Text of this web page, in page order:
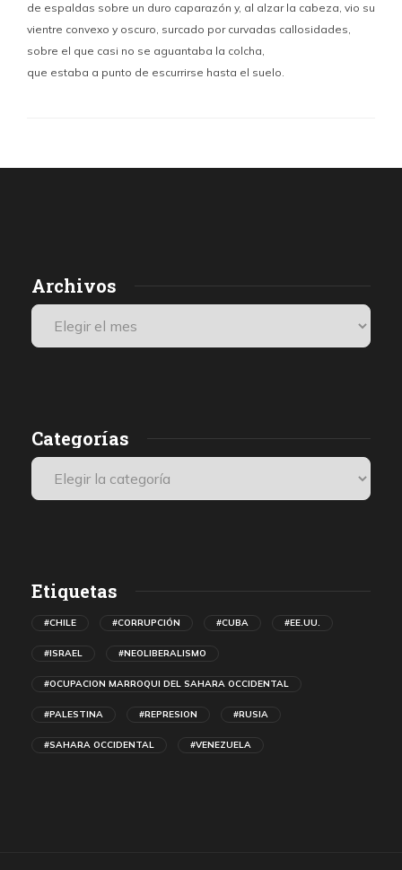
de espaldas sobre un duro caparazón y, al alzar la cabeza, vio su
vientre convexo y oscuro, surcado por curvadas callosidades,
sobre el que casi no se aguantaba la colcha,
que estaba a punto de escurrirse hasta el suelo.
Archivos
Categorías
Etiquetas
#CHILE #CORRUPCIÓN #CUBA #EE.UU.
#ISRAEL #NEOLIBERALISMO
#OCUPACION MARROQUI DEL SAHARA OCCIDENTAL
#PALESTINA #REPRESION #RUSIA
#SAHARA OCCIDENTAL #VENEZUELA